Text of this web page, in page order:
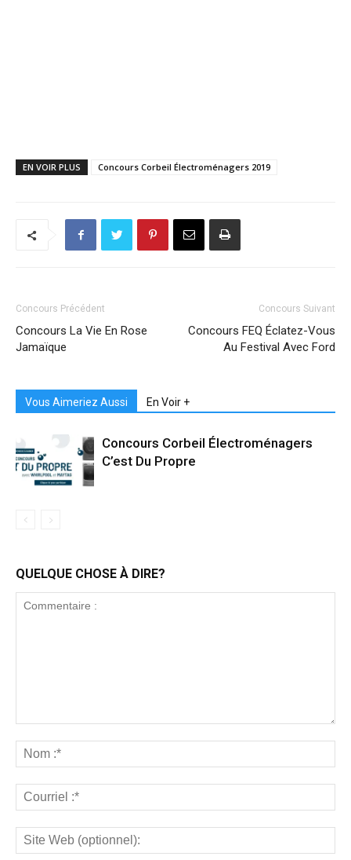
EN VOIR PLUS Concours Corbeil Électroménagers 2019
Concours Précédent
Concours La Vie En Rose
Jamaïque
Concours Suivant
Concours FEQ Éclatez-Vous
Au Festival Avec Ford
Vous Aimeriez Aussi En Voir +
Concours Corbeil Électroménagers
C’est Du Propre
QUELQUE CHOSE À DIRE?